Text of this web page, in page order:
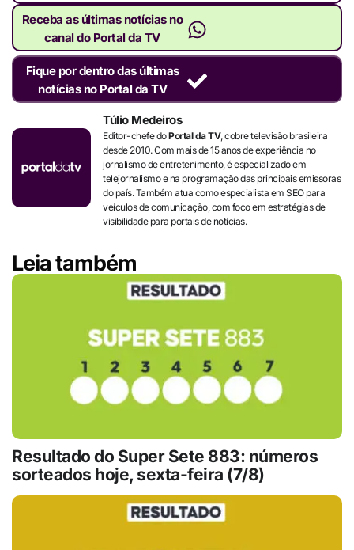
Receba as últimas notícias no
canal do Portal da TV
Fique por dentro das últimas
notícias no Portal da TV
Túlio Medeiros
Editor-chefe doPortal da TV, cobre televisão brasileira
desde 2010. Com mais de 15 anos de experiência no
jornalismo de entretenimento, é especializado em
telejornalismo e na programação das principais emissoras
do país. Também atua como especialista em SEO para
veículos de comunicação, com foco em estratégias de
visibilidade para portais de notícias.
Leia também
Resultado do Super Sete 883: números
sorteados hoje, sexta-feira (7/8)